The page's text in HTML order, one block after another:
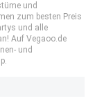
und
zum besten Preis
und alle
Auf Vegaoo.de
und